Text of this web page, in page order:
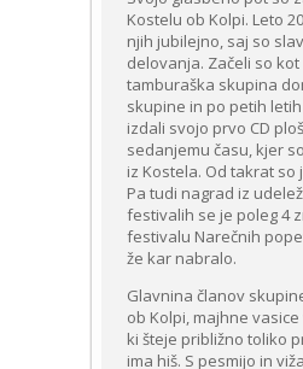
Kostelu ob Kolpi. Leto
njih jubilejno, saj so
delovanja. Začeli so
tamburaška skupina
skupine in po petih
izdali svojo prvo CD
sedanjemu času, kjer
iz Kostela. Od takrat so
Pa tudi nagrad iz
festivalih se je poleg 4
festivalu Narečnih
že kar nabralo.
Glavnina članov
ob Kolpi, majhne
ki šteje približno toliko
ima hiš. S pesmijo in